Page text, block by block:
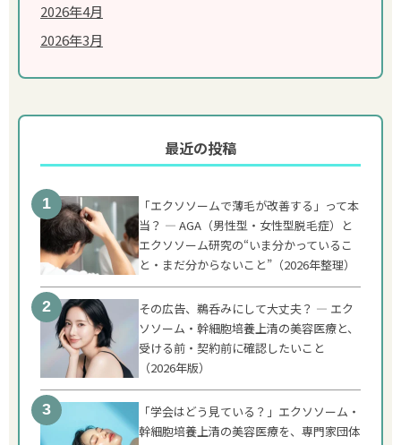
2026年4月
2026年3月
最近の投稿
「エクソソームで薄毛が改善する」って本
当？ ― AGA（男性型・女性型脱毛症）と
エクソソーム研究の“いま分かっているこ
と・まだ分からないこと”（2026年整理）
その広告、鵜呑みにして大丈夫？ ― エク
ソソーム・幹細胞培養上清の美容医療と、
受ける前・契約前に確認したいこと
（2026年版）
「学会はどう見ている？」エクソソーム・
幹細胞培養上清の美容医療を、専門家団体